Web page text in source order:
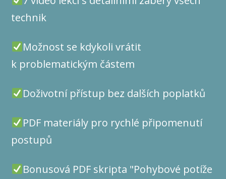
technik
Možnost se kdykoli vrátit
k problematickým částem
Doživotní přístup bez dalších poplatků
PDF materiály pro rychlé připomenutí
postupů
Bonusová PDF skripta "Pohybové potíže